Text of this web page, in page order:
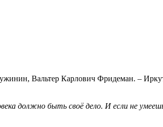
Вальтер Карлович Фридеман. –
должно быть своё дело. И если не